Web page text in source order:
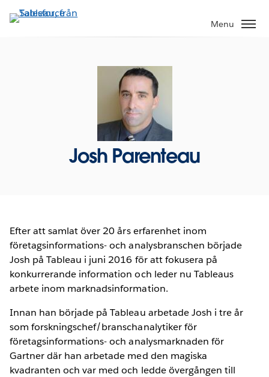
vidare
Menu
Josh Parenteau
Efter att samlat över 20 års erfarenhet inom
företagsinformations- och analysbranschen började
Josh på Tableau i juni 2016 för att fokusera på
konkurrerande information och leder nu Tableaus
arbete inom marknadsinformation.
Innan han började på Tableau arbetade Josh i tre år
som forskningschef/branschanalytiker för
företagsinformations- och analysmarknaden för
Gartner där han arbetade med den magiska
kvadranten och var med och ledde övergången till